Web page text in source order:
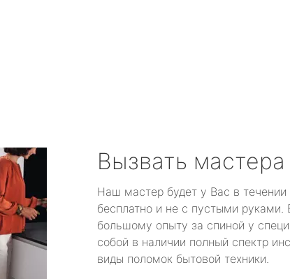
Вызвать мастера
Наш мастер будет у Вас в
бесплатно и не с пустыми руками.
большому опыту за спиной у
собой в наличии полный спектр
виды поломок бытовой техники.